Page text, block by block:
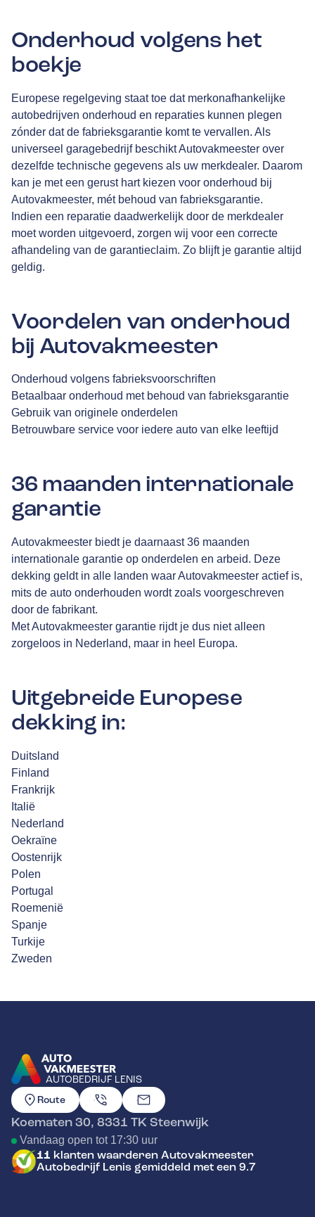
Onderhoud volgens het
boekje
Europese regelgeving staat toe dat merkonafhankelijke
autobedrijven onderhoud en reparaties kunnen plegen
zónder dat de fabrieksgarantie komt te vervallen. Als
universeel garagebedrijf beschikt Autovakmeester over
dezelfde technische gegevens als uw merkdealer. Daarom
kan je met een gerust hart kiezen voor onderhoud bij
Autovakmeester, mét behoud van fabrieksgarantie.
Indien een reparatie daadwerkelijk door de merkdealer
moet worden uitgevoerd, zorgen wij voor een correcte
afhandeling van de garantieclaim. Zo blijft je garantie altijd
geldig.
Voordelen van onderhoud
bij Autovakmeester
Onderhoud volgens fabrieksvoorschriften
Betaalbaar onderhoud met behoud van fabrieksgarantie
Gebruik van originele onderdelen
Betrouwbare service voor iedere auto van elke leeftijd
36 maanden internationale
garantie
Autovakmeester biedt je daarnaast 36 maanden
internationale garantie op onderdelen en arbeid. Deze
dekking geldt in alle landen waar Autovakmeester actief is,
mits de auto onderhouden wordt zoals voorgeschreven
door de fabrikant.
Met Autovakmeester garantie rijdt je dus niet alleen
zorgeloos in Nederland, maar in heel Europa.
Uitgebreide Europese
dekking in:
Duitsland
Finland
Frankrijk
Italië
Nederland
Oekraïne
Oostenrijk
Polen
Portugal
Roemenië
Spanje
Turkije
Zweden
AUTOBEDRIJF LENIS
GA NAAR DE HOMEPAGINA
Route
Koematen 30, 8331 TKSteenwijk
Vandaag open tot 17:30 uur
11 klanten waarderen Autovakmeester
Autobedrijf Lenis gemiddeld met een 9.7